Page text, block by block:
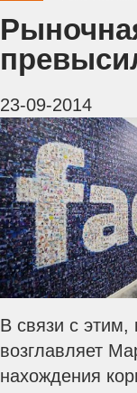
23-09-2014
В связи с этим,
возглавляет
нахождения